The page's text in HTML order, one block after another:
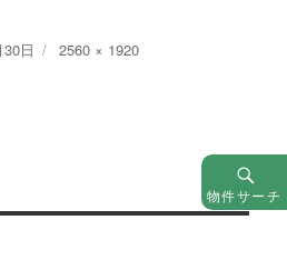
日
Full
2560 × 1920
物件サーチ